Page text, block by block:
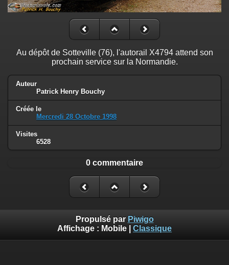
Au dépôt de Sotteville (76), l'autorail X4794 attend son
prochain service sur la Normandie.
Auteur
Patrick Henry Bouchy
Créée le
Mercredi 28 Octobre 1998
Visites
6528
0 commentaire
Propulsé par Piwigo
Affichage : Mobile Classique